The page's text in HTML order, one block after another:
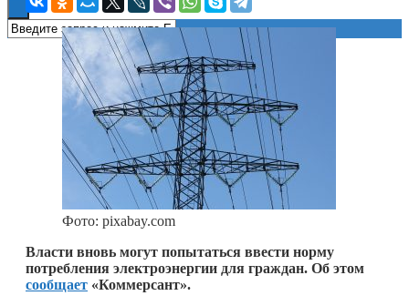
Фото: pixabay.com
Власти вновь могут попытаться ввести норму
потребления электроэнергии для граждан. Об этом
сообщает «Коммерсант».